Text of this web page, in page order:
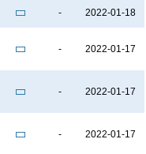
- 2022-01-18
- 2022-01-17
- 2022-01-17
- 2022-01-17